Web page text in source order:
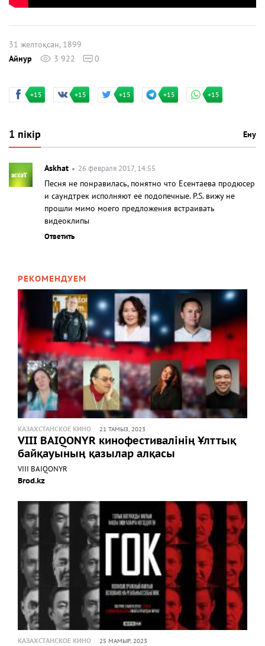
31 желтоқсан, 1899
Айнур
3 922 0
+15 +15 +15 +15 +15
1 пікір Ену
Askhat 26 февраля 2017, 14:55
Песня не понравилась, понятно что Есентаева продюсер
и саундтрек исполняют ее подопечные. P.S. вижу не
прошли мимо моего предложения встраивать
видеоклипы
Ответить
РЕКОМЕНДУЕМ
КАЗАХСТАНСКОЕ КИНО 21 ТАМЫЗ, 2023
VIII BAIQONYR кинофестивалінің Ұлттық
байқауының қазылар алқасы
VIII BAIQONYR
Brod.kz
КАЗАХСТАНСКОЕ КИНО 25 МАМЫР, 2023